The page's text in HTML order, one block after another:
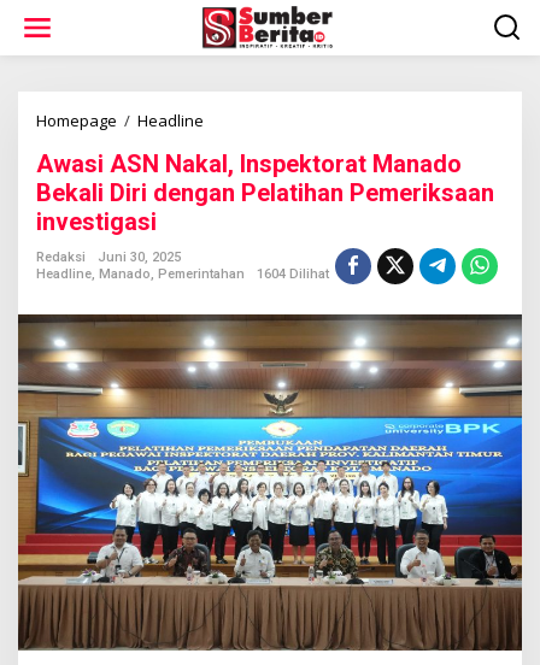
w
Homepage / Headline
a
s
i
N
a
k
a
l
I
n
s
p
e
k
t
o
r
a
t
Awasi ASN Nakal, Inspektorat Manado
Bekali Diri dengan Pelatihan Pemeriksaan
investigasi
Redaksi
Juni 30, 2025
Headline, Manado, Pemerintahan 1604 Dilihat